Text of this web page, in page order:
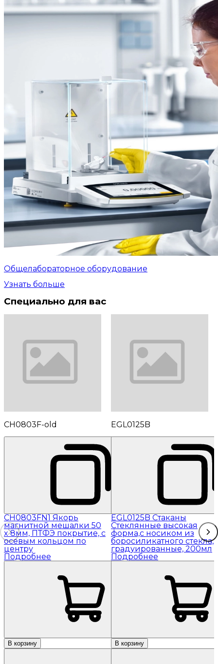
Общелабораторное оборудование
Узнать больше
Специально для вас
CH0803F-old
CH0803FN1 Якорь
магнитной мешалки 50
x 8мм, ПТФЭ покрытие, с
осевым кольцом по
центру
Подробнее
В корзину
EGL0125B
EGL0125B Стаканы
Стеклянные высокая
форма,с носиком из
боросиликатного стекла,
градуированные, 200мл
Подробнее
В корзину